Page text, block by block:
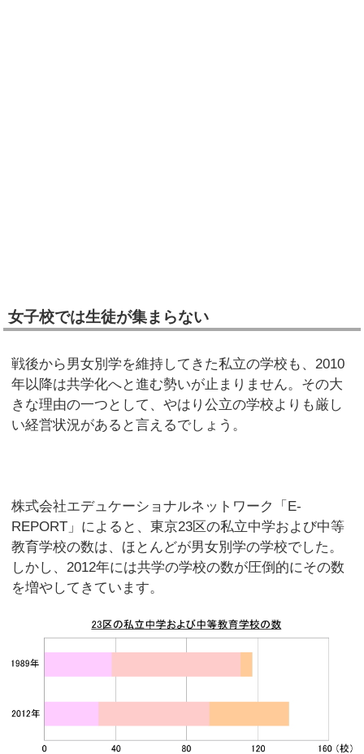
女子校では生徒が集まらない
戦後から男女別学を維持してきた私立の学校も、2010
年以降は共学化へと進む勢いが止まりません。その大
きな理由の一つとして、やはり公立の学校よりも厳し
い経営状況があると言えるでしょう。
株式会社エデュケーショナルネットワーク「E-
REPORT」によると、東京23区の私立中学および中等
教育学校の数は、ほとんどが男女別学の学校でした。
しかし、2012年には共学の学校の数が圧倒的にその数
を増やしてきています。